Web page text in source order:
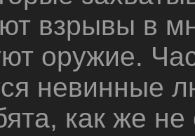
взрывы в
оружие.
невинные
как же не